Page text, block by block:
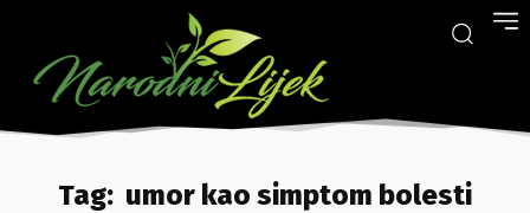
Tag: umor kao simptom bolesti